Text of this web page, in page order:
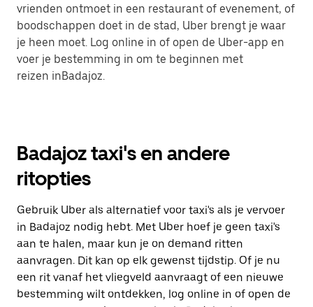
vrienden ontmoet in een restaurant of evenement, of
boodschappen doet in de stad, Uber brengt je waar
je heen moet. Log online in of open de Uber-app en
voer je bestemming in om te beginnen met
reizen inBadajoz.
Badajoz taxi's en andere
ritopties
Gebruik Uber als alternatief voor taxi's als je vervoer
in Badajoz nodig hebt. Met Uber hoef je geen taxi's
aan te halen, maar kun je on demand ritten
aanvragen. Dit kan op elk gewenst tijdstip. Of je nu
een rit vanaf het vliegveld aanvraagt of een nieuwe
bestemming wilt ontdekken, log online in of open de